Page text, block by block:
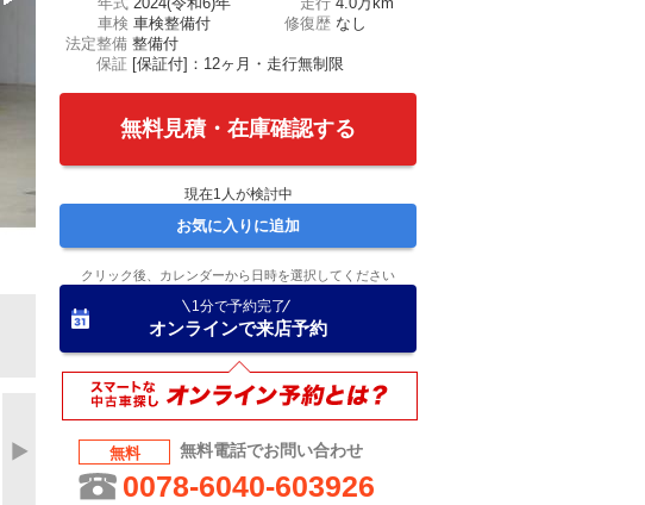
車検 車検整備付 修復歴 なし
法定整備 整備付
保証 [保証付]：12ヶ月・走行無制限
無料見積・在庫確認する
現在1 人が検討中
お気に入りに追加
クリック後、カレンダーから日時を選択してください
1分で予約完了
オンラインで来店予約
無料 無料電話でお問い合わせ
0078-6040-603926